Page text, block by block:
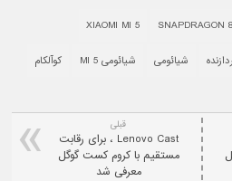
SNAPDRAGON
XIAOMI MI 5
شیائومی شیائومی MI 5 کوآلکام
قبلی
Lenovo Cast ، برای رقابت
مستقیم با کروم کست گوگل
معرفی شد